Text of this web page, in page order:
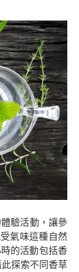
驗活動，讓參
氣味這種自然
的活動包括香
探索不同香草